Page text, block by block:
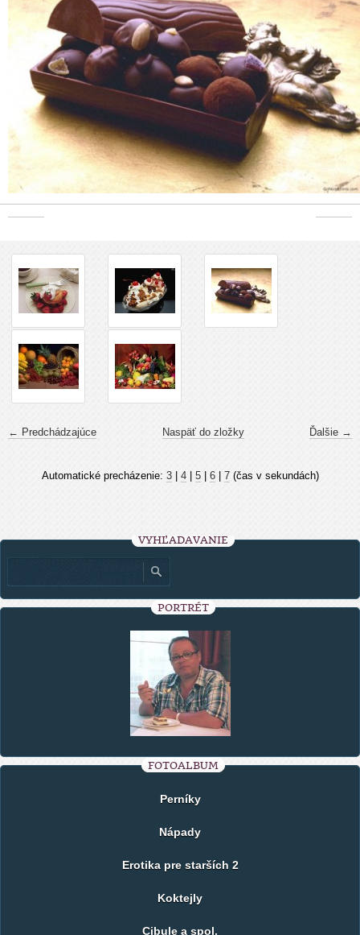
← Predchádzajúce Ďalšie →
Naspäť do zložky
Automatické precházenie: 3| 4| 5| 6| 7(čas v sekundách)
VYHĽADÁVANIE
PORTRÉT
FOTOALBUM
Perníky
Nápady
Erotika pre starších 2
Koktejly
Cibule a spol.